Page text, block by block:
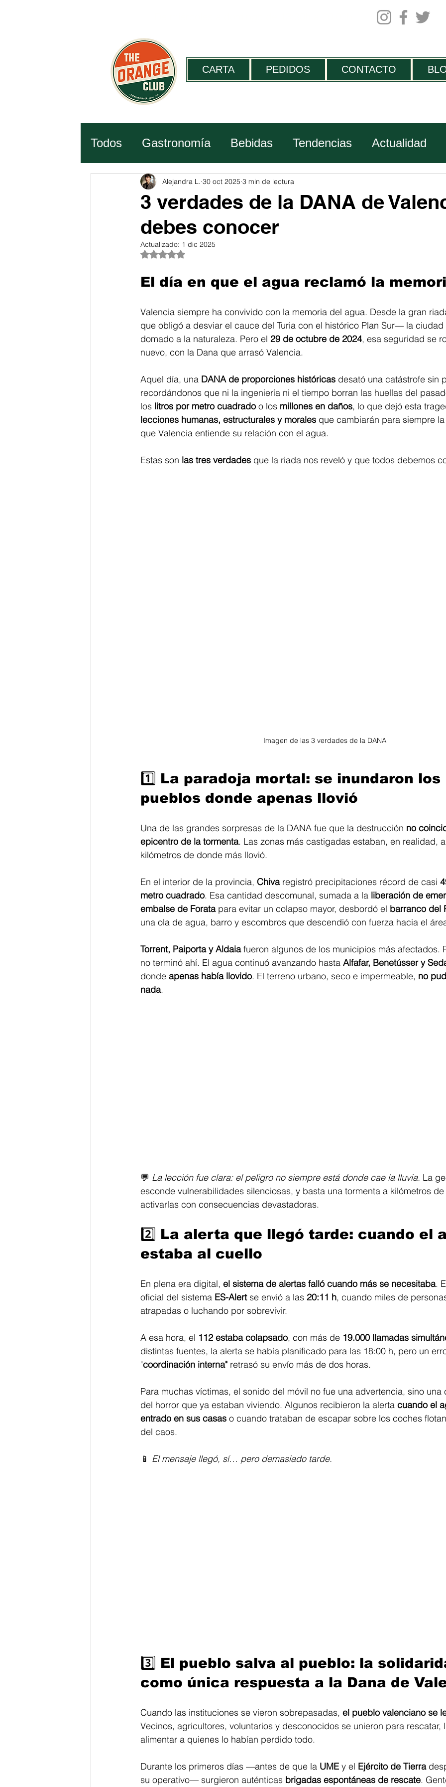
CARTA PEDIDOS CONTACTO
Todos Gastronomía Bebidas Tendencias Actualidad
Historia Ciencia Viajes
3 verdades de la DANA de
debes conocer
Alejandra L. 30 oct 2025 3 min de lectura
Actualizado: 1 dic 2025
Obtuvo NaN de 5 estrellas.
El día en que el agua reclamó la
Valencia siempre ha convivido con la memoria del agua. Desde la gran
que obligó a desviar el cauce del Turia con el histórico Plan Sur— la
domado a la naturaleza. Pero el 29 de octubre de 2024, esa seguridad se
nuevo, con la Dana que arrasó Valencia.
Aquel día, una DANA de proporciones históricas desató una catástrofe sin
recordándonos que ni la ingeniería ni el tiempo borran las huellas del
los litros por metro cuadrado o los millones en daños, lo que dejó esta
lecciones humanas, estructurales y morales que cambiarán para siempre
que Valencia entiende su relación con el agua.
Estas son las tres verdades que la riada nos reveló y que todos debemos
Imagen de las 3 verdades de la DANA
1️⃣ La paradoja mortal: se inundaron los
pueblos donde apenas llovió
Una de las grandes sorpresas de la DANA fue que la destrucción no
epicentro de la tormenta. Las zonas más castigadas estaban, en realidad,
kilómetros de donde más llovió.
En el interior de la provincia, Chiva registró precipitaciones récord de casi
metro cuadrado. Esa cantidad descomunal, sumada a la liberación de
embalse de Forata para evitar un colapso mayor, desbordó el barranco del
una ola de agua, barro y escombros que descendió con fuerza hacia el
Torrent, Paiporta y Aldaia fueron algunos de los municipios más afectados.
no terminó ahí. El agua continuó avanzando hasta Alfafar, Benetússer y
donde apenas había llovido. El terreno urbano, seco e impermeable, no
nada.
💬 La lección fue clara: el peligro no siempre está donde cae la lluvia. La
esconde vulnerabilidades silenciosas, y basta una tormenta a kilómetros
activarlas con consecuencias devastadoras.
2️⃣ La alerta que llegó tarde: cuando el
estaba al cuello
En plena era digital, el sistema de alertas falló cuando más se necesitaba.
oficial del sistema ES-Alert se envió a las 20:11 h, cuando miles de
atrapadas o luchando por sobrevivir.
A esa hora, el 112 estaba colapsado, con más de 19.000 llamadas
distintas fuentes, la alerta se había planificado para las 18:00 h, pero un
"coordinación interna" retrasó su envío más de dos horas.
Para muchas víctimas, el sonido del móvil no fue una advertencia, sino una
del horror que ya estaban viviendo. Algunos recibieron la alerta cuando el
entrado en sus casas o cuando trataban de escapar sobre los coches
del caos.
📱 El mensaje llegó, sí… pero demasiado tarde.
3️⃣ El pueblo salva al pueblo: la
como única respuesta a la Dana de
Cuando las instituciones se vieron sobrepasadas, el pueblo valenciano se
Vecinos, agricultores, voluntarios y desconocidos se unieron para rescatar,
alimentar a quienes lo habían perdido todo.
Durante los primeros días —antes de que la UME y el Ejército de Tierra
su operativo— surgieron auténticas brigadas espontáneas de rescate.